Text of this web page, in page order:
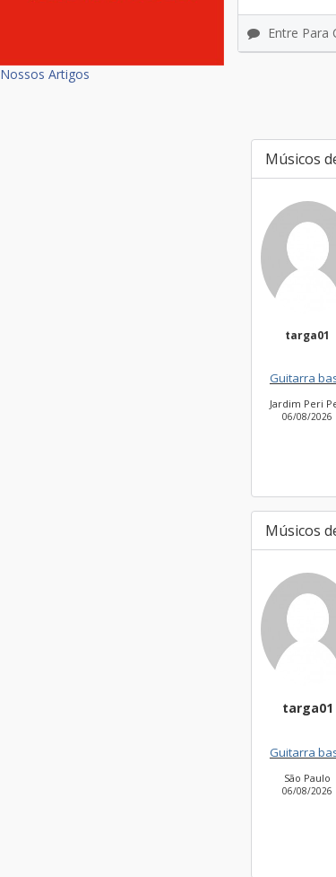
Nossos Artigos
Entre Para
Músicos
Filippi
Jardim São Bento
Músicos
Vocalista -
Salvador
05/08/2026